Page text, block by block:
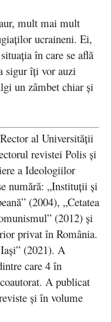
mult mai mult
ucraineni. Ei,
în care se află
sigur îți vor auzi
un zâmbet chiar și
al Universităţii
revistei Polis și
a Ideologiilor
numără: „Instituţii şi
(2004), „Cetatea
(2012) și
privat în România.
(2021). A
care 4 în
A publicat
și în volume